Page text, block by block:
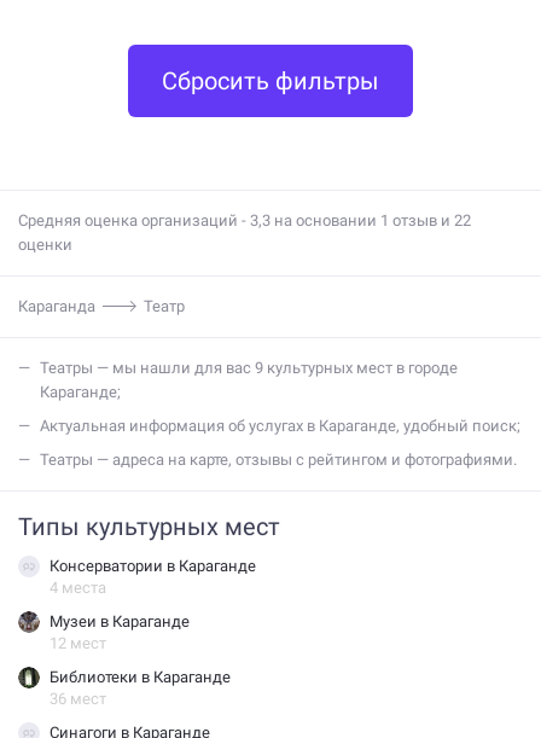
Сбросить фильтры
Средняя оценка организаций - 3,3 на основании 1 отзыв и 22
оценки
Караганда Театр
театры — мы нашли для вас 9 культурных мест в городе
Караганде;
актуальная информация об услугах в Караганде, удобный поиск;
театры — адреса на карте, отзывы с рейтингом и фотографиями.
Типы культурных мест
Консерватории в Караганде
4 места
Музеи в Караганде
12 мест
Библиотеки в Караганде
36 мест
Синагоги в Караганде